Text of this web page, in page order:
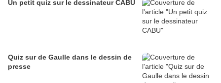
Un petit quiz sur le dessinateur CABU
Quiz sur de Gaulle dans le dessin de
presse